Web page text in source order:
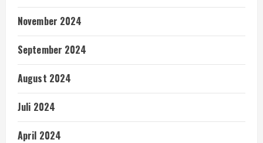
November 2024
September 2024
August 2024
Juli 2024
April 2024